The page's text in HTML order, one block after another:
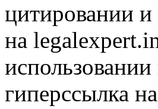
цитировании
на
гиперссылка на